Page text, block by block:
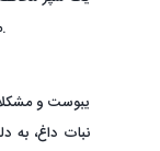
متخصصان طب سنتی، نبات داغ را به عنوان یک مکمل درمانی طبیعی در مراقبت از بهداشت دهان و دندان توصیه نمایند.
یبوست و
نبات داغ، به